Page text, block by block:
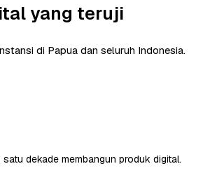
yang teruji
di Papua dan seluruh Indonesia.
dekade membangun produk digital.